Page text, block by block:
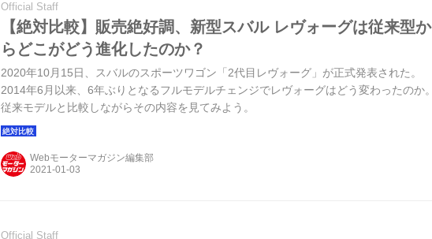
Official Staff
【絶対比較】販売絶好調、新型スバル レヴォーグは従来型か
らどこがどう進化したのか？
2020年10月15日、スバルのスポーツワゴン「2代目レヴォーグ」が正式発表された。
2014年6月以来、6年ぶりとなるフルモデルチェンジでレヴォーグはどう変わったのか。
従来モデルと比較しながらその内容を見てみよう。
Webモーターマガジン編集部
Official Staff